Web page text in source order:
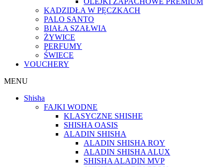
KADZIDŁA W PĘCZKACH
PALO SANTO
BIAŁA SZAŁWIA
ŻYWICE
PERFUMY
ŚWIECE
VOUCHERY
MENU
Shisha
FAJKI WODNE
KLASYCZNE SHISHE
SHISHA OASIS
ALADIN SHISHA
ALADIN SHISHA ROY
ALADIN SHISHA ALUX
SHISHA ALADIN MVP